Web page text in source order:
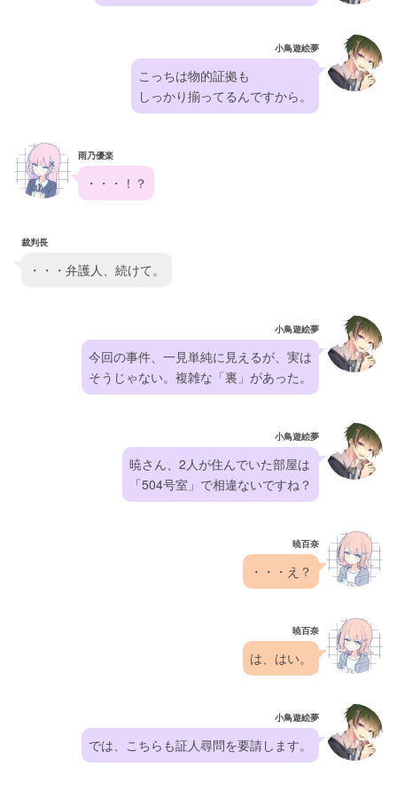
小鳥遊絵夢
こっちは物的証拠も
しっかり揃ってるんですから。
雨乃優楽
・・・！？
裁判長
・・・弁護人、続けて。
小鳥遊絵夢
今回の事件、一見単純に見えるが、実は
そうじゃない。複雑な「裏」があった。
小鳥遊絵夢
暁さん、2人が住んでいた部屋は
「504号室」で相違ないですね？
暁百奈
・・・え？
暁百奈
は、はい。
小鳥遊絵夢
では、こちらも証人尋問を要請します。